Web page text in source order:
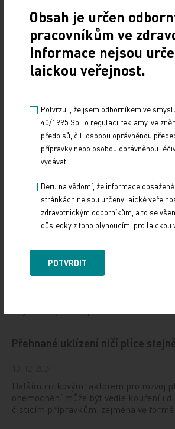
Gastroenterologie – obor s
i řadou výzev
12. 12. 2024
Varech se setkal se značným zájmem
a to i díky velmi pestrému programu,…
Štěrba: Dynamicky se rozvíjející
10. 12. 2024
Přehnané uklízení ničí plíce
Dalším rizikovým faktorem pro rozvoj
onemocnění může být vedle kouření i
čisticím přípravkům, zejména ve formě
Obsah je určen
pracovníkům ve
Informace nejsou
laickou veřejnost.
Potvrzuji, že jsem odborníkem ve
40/1995 Sb., o regulaci reklamy, ve
předpisů, čili osobou oprávněnou
přípravky nebo osobou oprávněnou
vydávat.
Beru na vědomí, že informace
stránkách nejsou určeny laické
zdravotnickým odborníkům, a to se
důsledky z toho plynoucími pro laickou
POTVRDIT